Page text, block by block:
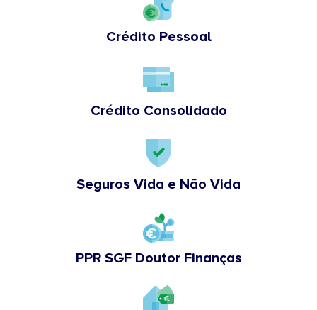
Crédito Pessoal
Crédito Consolidado
Seguros Vida e Não Vida
PPR SGF Doutor Finanças